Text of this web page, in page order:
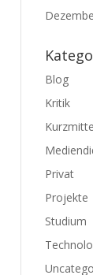
Blog
Kritik
Privat
Projekte
Studium